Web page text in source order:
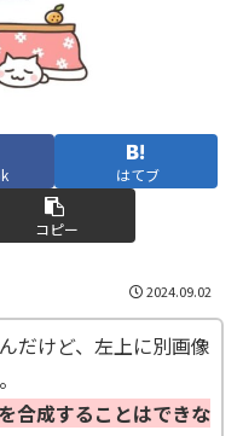
はてブ
コピー
2024.09.02
だけど、左上に別画像
合成することはできな